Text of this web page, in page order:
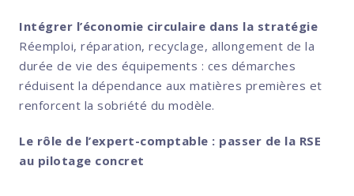
Intégrer l’économie circulaire dans la stratégie
Réemploi, réparation, recyclage, allongement de la
durée de vie des équipements : ces démarches
réduisent la dépendance aux matières premières et
renforcent la sobriété du modèle.
Le rôle de l’expert-comptable : passer de la RSE
au pilotage concret